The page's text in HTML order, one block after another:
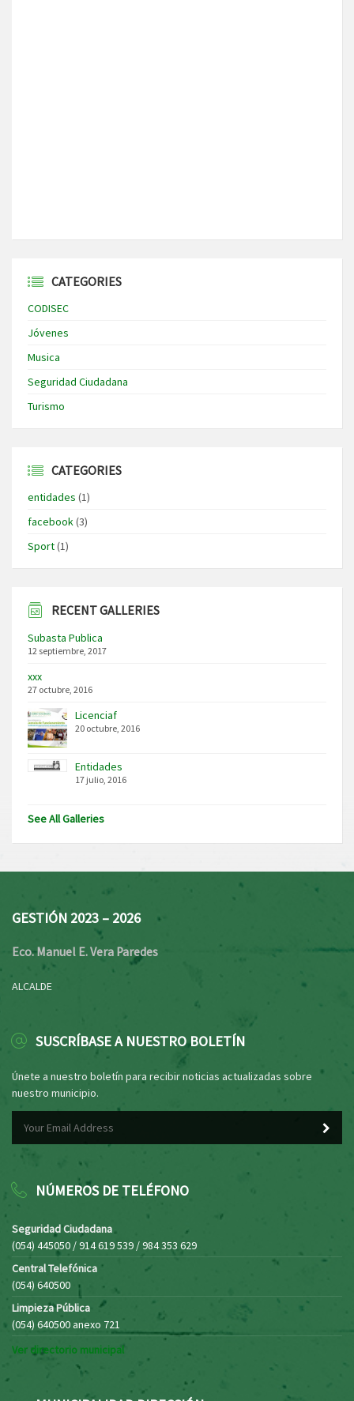
CATEGORIES
CODISEC
Jóvenes
Musica
Seguridad Ciudadana
Turismo
CATEGORIES
entidades (1)
facebook(3)
Sport(1)
RECENT GALLERIES
Subasta Publica
12 septiembre, 2017
xxx
27 octubre, 2016
Licenciaf
20 octubre, 2016
Entidades
17 julio, 2016
See All Galleries
GESTIÓN 2023 – 2026
Eco. Manuel E. Vera Paredes
ALCALDE
SUSCRÍBASE A NUESTRO BOLETÍN
Únete a nuestro boletín para recibir noticias actualizadas sobre
nuestro municipio.
NÚMEROS DE TELÉFONO
Seguridad Ciudadana
(054) 445050 / 914 619 539 / 984 353 629
Central Telefónica
(054) 640500
Limpieza Pública
(054) 640500 anexo 721
Ver directorio municipal